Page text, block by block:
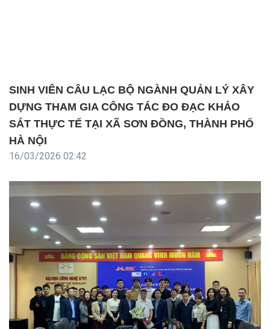
SINH VIÊN CÂU LẠC BỘ NGÀNH QUẢN LÝ XÂY
DỰNG THAM GIA CÔNG TÁC ĐO ĐẠC KHẢO
SÁT THỰC TẾ TẠI XÃ SƠN ĐỒNG, THÀNH PHỐ
HÀ NỘI
16/03/2026 02:42